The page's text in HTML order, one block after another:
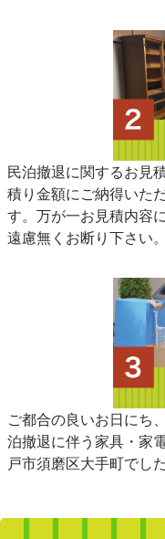
民泊撤退に関するお見
積り金額にご納得いた
す。万が一お見積内容
遠慮無くお断り下さい。
ご都合の良いお日にち
泊撤退に伴う家具・家
戸市須磨区大手町でし